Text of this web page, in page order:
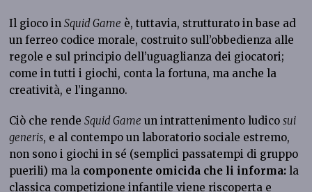
Il gioco inSquid Game è, tuttavia, strutturato in base ad
un ferreo codice morale, costruito sull’obbedienza alle
regole e sul principio dell’uguaglianza dei giocatori;
come in tutti i giochi, conta la fortuna, ma anche la
creatività, e l’inganno.
Ciò che rendeSquid Game un intrattenimento ludicosui
generis, e al contempo un laboratorio sociale estremo,
non sono i giochi in sé (semplici passatempi di gruppo
puerili) ma la componente omicida che li informa: la
classica competizione infantile viene riscoperta e